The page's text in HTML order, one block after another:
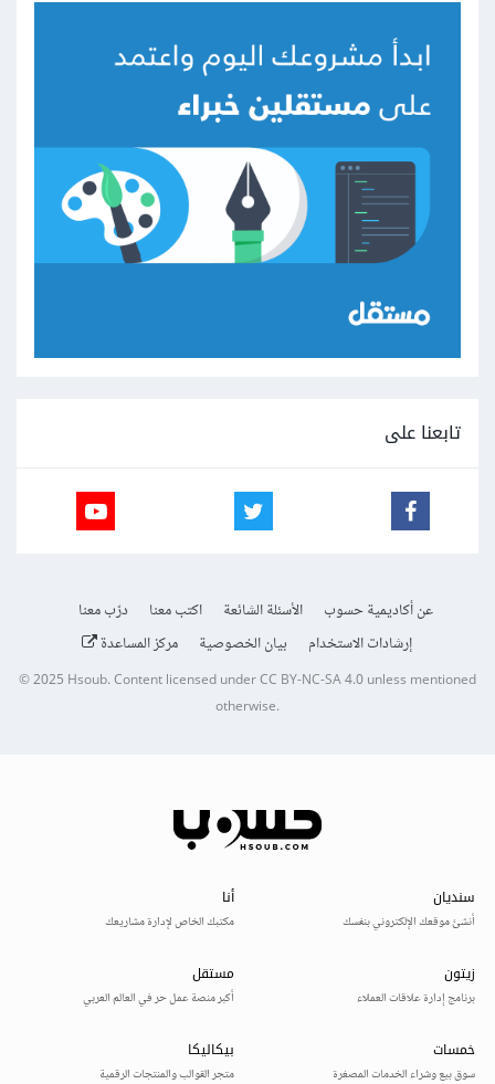
تابعنا على
عن أكاديمية حسوب الأسئلة الشائعة اكتب معنا
درّب معنا
إرشادات الاستخدام
بيان الخصوصية مركز المساعدة
© 2025Hsoub.Content licensed underCC BY-NC-SA 4.0unless mentioned
otherwise.